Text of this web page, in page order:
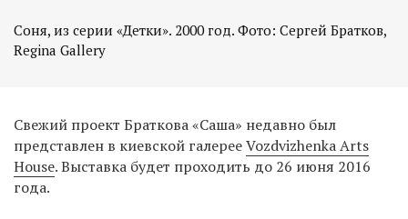
Соня, из серии «Детки». 2000 год. Фото: Сергей Братков,
Regina Gallery
Свежий проект Браткова «Саша» недавно был
представлен в киевской галерееVozdvizhenka Arts
House. Выставка будет проходить до 26 июня 2016
года.